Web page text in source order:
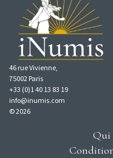
46 rue Vivienne,
75002 Paris
+33 (0)1 40 13 83 19
info@inumis.com
© 2026
Qui